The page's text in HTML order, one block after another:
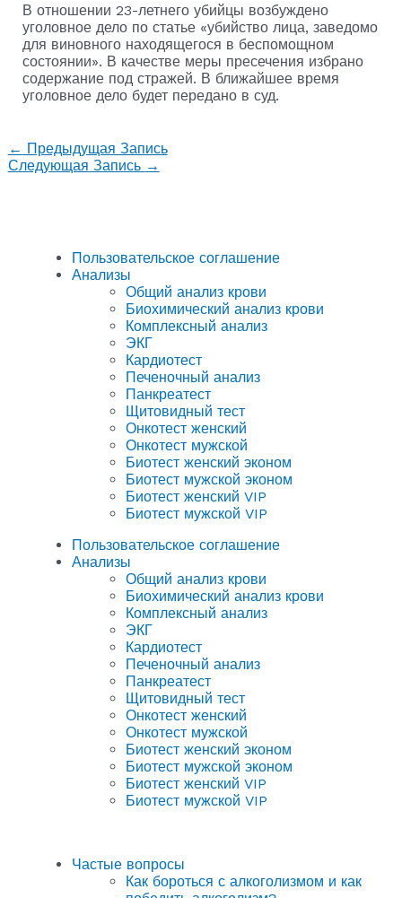
В отношении 23-летнего убийцы возбуждено
уголовное дело по статье «убийство лица, заведомо
для виновного находящегося в беспомощном
состоянии». В качестве меры пресечения избрано
содержание под стражей. В ближайшее время
уголовное дело будет передано в суд.
← Предыдущая Запись
Следующая Запись →
Пользовательское соглашение
Анализы
Общий анализ крови
Биохимический анализ крови
Комплексный анализ
ЭКГ
Кардиотест
Печеночный анализ
Панкреатест
Щитовидный тест
Онкотест женский
Онкотест мужской
Биотест женский эконом
Биотест мужской эконом
Биотест женский VIP
Биотест мужской VIP
Пользовательское соглашение
Анализы
Общий анализ крови
Биохимический анализ крови
Комплексный анализ
ЭКГ
Кардиотест
Печеночный анализ
Панкреатест
Щитовидный тест
Онкотест женский
Онкотест мужской
Биотест женский эконом
Биотест мужской эконом
Биотест женский VIP
Биотест мужской VIP
Частые вопросы
Как бороться с алкоголизмом и как